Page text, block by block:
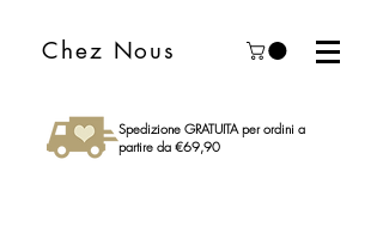
Chez Nous
Spedizione GRATUITA per ordini a
partire da €69,90